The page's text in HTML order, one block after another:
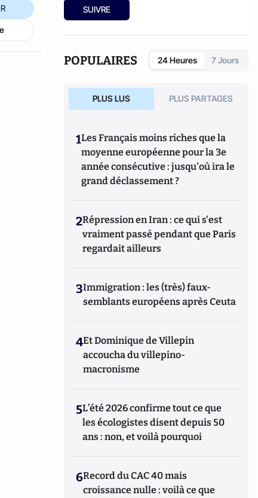
SUIVRE
POPULAIRES 24 Heures 7 Jours
PLUS LUS PLUS PARTAGES
1Les Français moins riches que la
moyenne européenne pour la 3e
année consécutive : jusqu'où ira le
grand déclassement ?
2Répression en Iran : ce qui s'est
vraiment passé pendant que Paris
regardait ailleurs
3Immigration : les (très) faux-
semblants européens après Ceuta
4Et Dominique de Villepin
accoucha du villepino-
macronisme
5L’été 2026 confirme tout ce que
les écologistes disent depuis 50
ans : non, et voilà pourquoi
6Record du CAC 40 mais
croissance nulle : voilà ce que